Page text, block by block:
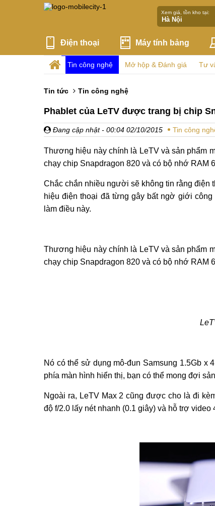
Xem giá, tồn kho tại:
Điện thoại Máy tính bảng
Tin công nghệ Mở hộp & Đánh giá Tư
Tin tức Tin công nghệ
Phablet của LeTV được trang bị chip
Đang cập nhật - 00:04 02/10/2015 Tin công
Thương hiệu này chính là LeTV và sản phẩm
chạy chip Snapdragon 820 và có bộ nhớ RAM
Chắc chắn nhiều người sẽ không tin rằng điện
hiệu điện thoại đã từng gây bất ngờ giới
làm điều này.
Thương hiệu này chính là LeTV và sản phẩm
chạy chip Snapdragon 820 và có bộ nhớ RAM
Nó có thể sử dụng mô-đun Samsung 1.5Gb x
phía màn hình hiển thị, bạn có thể mong đợi
Ngoài ra, LeTV Max 2 cũng được cho là đi
độ f/2.0 lấy nét nhanh (0.1 giây) và hỗ trợ video